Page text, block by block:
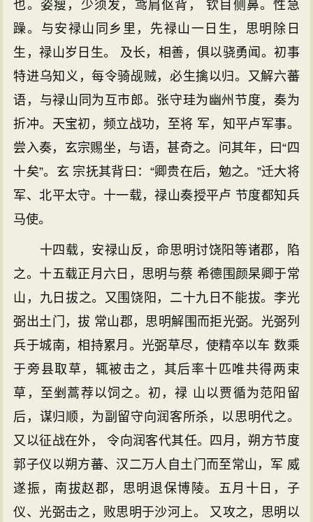
也。姿瘦，少须发，鸢肩伛背， 钦目侧鼻。性急
躁。与安禄山同乡里，先禄山一日生，思明除日
生，禄山岁日生。 及长，相善，俱以骁勇闻。初事
特进乌知义，每令骑觇贼，必生擒以归。又解六蕃
语，与禄山同为互市郎。张守珪为幽州节度，奏为
折冲。天宝初，频立战功，至将 军，知平卢军事。
尝入奏，玄宗赐坐，与语，甚奇之。问其年，曰“四
十矣”。玄 宗抚其背曰：“卿贵在后，勉之。”迁大将
军、北平太守。十一载，禄山奏授平卢 节度都知兵
马使。
十四载，安禄山反，命思明讨饶阳等诸郡，陷
之。十五载正月六日，思明与蔡 希德围颜杲卿于常
山，九日拔之。又围饶阳，二十九日不能拔。李光
弼出土门，拔 常山郡，思明解围而拒光弼。光弼列
兵于城南，相持累月。光弼草尽，使精卒以车 数乘
于旁县取草，辄被击之，其后率十匹唯共得两束
草，至剉蒿荐以饲之。初，禄 山以贾循为范阳留
后，谋归顺，为副留守向润客所杀，以思明代之。
又以征战在外， 令向润客代其任。四月，朔方节度
郭子仪以朔方蕃、汉二万人自土门而至常山，军 威
遂振，南拔赵郡，思明退保博陵。五月十日，子
仪、光弼击之，败思明于沙河上。 又攻之，思明以